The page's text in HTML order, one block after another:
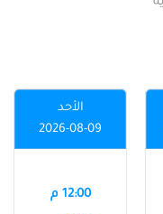
الأحد
2026-08-09
12:00 م